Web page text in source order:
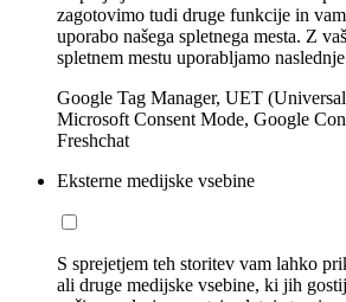
zagotovimo tudi druge funkcije in
uporabo našega spletnega mesta. Z
spletnem mestu uporabljamo
Google Tag Manager, UET
Microsoft Consent Mode, Google
Freshchat
Eksterne medijske vsebine
S sprejetjem teh storitev vam lahko
ali druge medijske vsebine, ki jih